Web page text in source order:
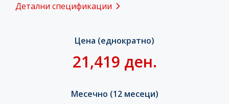
Детални спецификации
Цена (еднократно)
21,419 ден.
Месечно (12 месеци)